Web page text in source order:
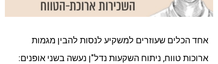
אחד הכלים שעוזרים למשקיע לנסות להבין מגמות
ארוכות טווח, ניתוח השקעות נדל"ן נעשה בשני אופנים: